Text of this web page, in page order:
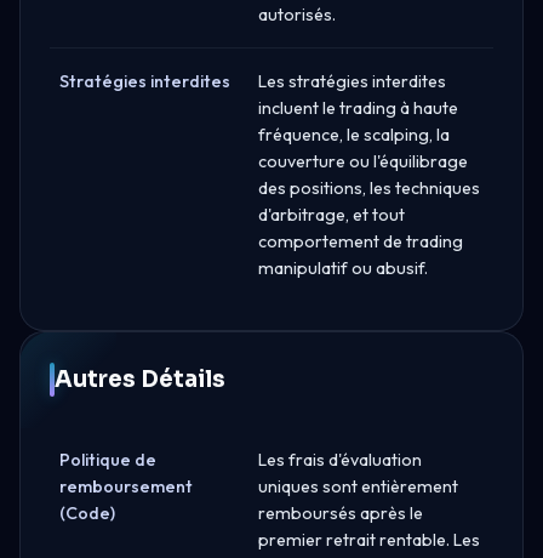
autorisés.
Stratégies interdites
Les stratégies interdites
incluent le trading à haute
fréquence, le scalping, la
couverture ou l'équilibrage
des positions, les techniques
d'arbitrage, et tout
comportement de trading
manipulatif ou abusif.
Autres Détails
Politique de
remboursement
(Code)
Les frais d'évaluation
uniques sont entièrement
remboursés après le
premier retrait rentable. Les